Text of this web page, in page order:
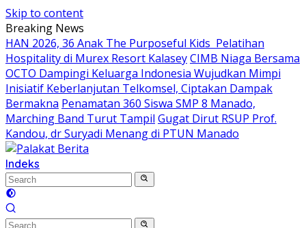
Skip to content
Breaking News
HAN 2026, 36 Anak The Purposeful Kids Pelatihan
Hospitality di Murex Resort KalaseyCIMB Niaga Bersama
OCTO Dampingi Keluarga Indonesia Wujudkan Mimpi
Inisiatif Keberlanjutan Telkomsel, Ciptakan Dampak
Bermakna Penamatan 360 Siswa SMP 8 Manado,
Marching Band Turut Tampil Gugat Dirut RSUP Prof.
Kandou, dr Suryadi Menang di PTUN Manado
Indeks